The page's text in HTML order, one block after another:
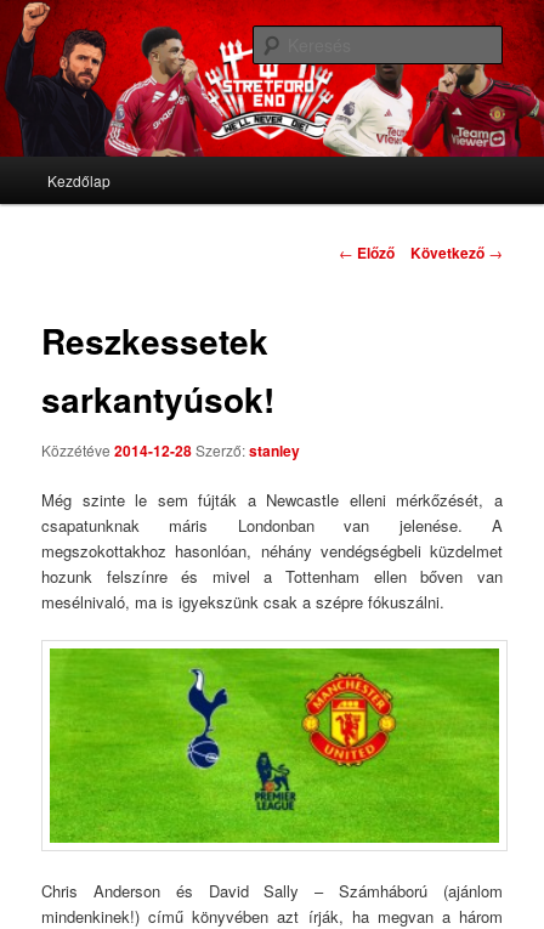
Stretford End
We'll never die
Tovább az elsődleges tartalomra
Tovább a másodlagos tartalomra
Kezdőlap
Bejegyzés navigáció
← Előző Következő →
Reszkessetek
sarkantyúsok!
Közzétéve2014-12-28Szerző:stanley
Még szinte le sem fújták a Newcastle elleni mérkőzését, a
csapatunknak máris Londonban van jelenése. A
megszokottakhoz hasonlóan, néhány vendégségbeli küzdelmet
hozunk felszínre és mivel a Tottenham ellen bőven van
mesélnivaló, ma is igyekszünk csak a szépre fókuszálni.
Chris Anderson és David Sally – Számháború (ajánlom
mindenkinek!) című könyvében azt írják, ha megvan a három